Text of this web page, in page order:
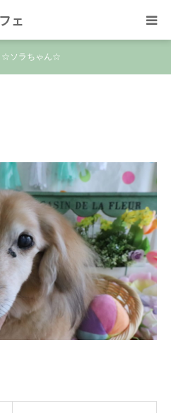
ェ
☆ソラちゃん☆